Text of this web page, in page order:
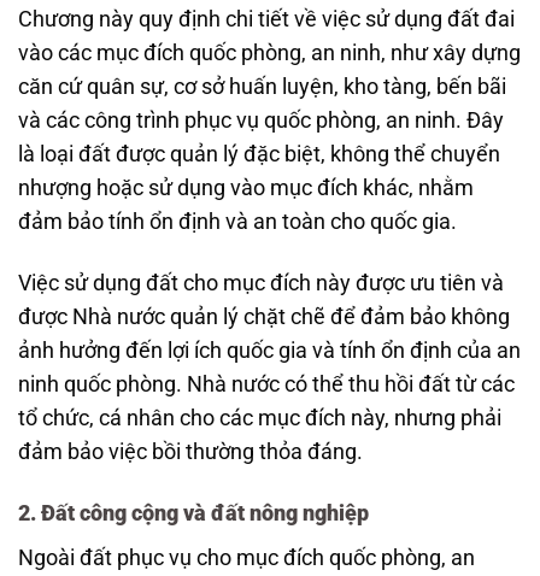
Chương này quy định chi tiết về việc sử dụng đất đai
vào các mục đích quốc phòng, an ninh, như xây dựng
căn cứ quân sự, cơ sở huấn luyện, kho tàng, bến bãi
và các công trình phục vụ quốc phòng, an ninh. Đây
là loại đất được quản lý đặc biệt, không thể chuyển
nhượng hoặc sử dụng vào mục đích khác, nhằm
đảm bảo tính ổn định và an toàn cho quốc gia.
Việc sử dụng đất cho mục đích này được ưu tiên và
được Nhà nước quản lý chặt chẽ để đảm bảo không
ảnh hưởng đến lợi ích quốc gia và tính ổn định của an
ninh quốc phòng. Nhà nước có thể thu hồi đất từ các
tổ chức, cá nhân cho các mục đích này, nhưng phải
đảm bảo việc bồi thường thỏa đáng.
2. Đất công cộng và đất nông nghiệp
Ngoài đất phục vụ cho mục đích quốc phòng, an